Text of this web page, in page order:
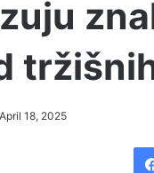
April 18, 2025